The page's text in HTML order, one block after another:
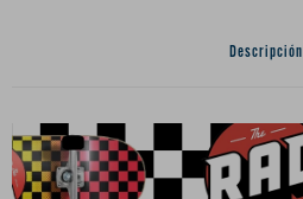
Descripción